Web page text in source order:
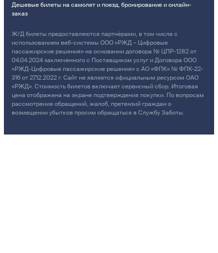
Дешевые билеты на самолет и поезд, бронирование и онлайн-
заказ
Ж/Д билеты предоставляются партнёрами, в том числе с
использованием веб-системы ООО «РЖД – Цифровые
пассажирские решения» на основании договора № ЦПР-1282 от
04.04.2024 заключенного с Поставщиком услуг и Договора ООО
«РЖД-Цифровые пассажирские решения» с АО «ФПК» № ФПК-22-
316 от 27.12.2022 г. Сайт не является официальным ресурсом ОАО
«РЖД». Стоимость билетов включает сервисный сбор. Итоговая
цена отображена на экране подтверждения покупки. По вопросам
рассмотрения обращений, жалоб, претензий граждан о
возмещении убытков просим обращаться в Службу Заботы.